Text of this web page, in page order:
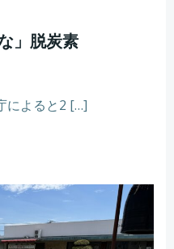
」脱炭素
によると2 […]